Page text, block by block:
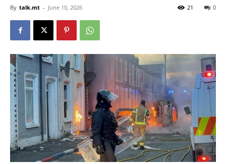
By talk.mt - June 10, 2026 0
21